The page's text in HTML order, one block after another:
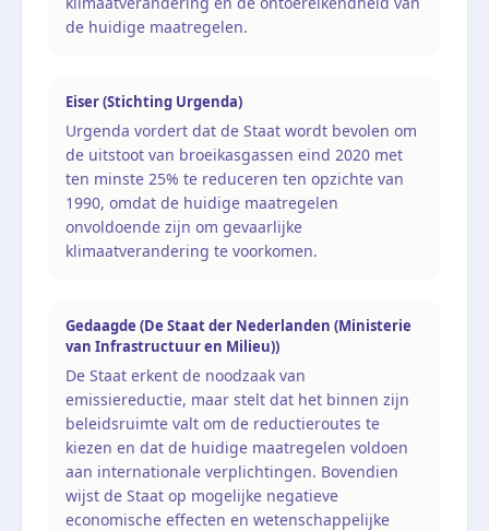
de huidige maatregelen.
Eiser (Stichting Urgenda)
Urgenda vordert dat de Staat wordt bevolen om
de uitstoot van broeikasgassen eind 2020 met
ten minste 25% te reduceren ten opzichte van
1990, omdat de huidige maatregelen
onvoldoende zijn om gevaarlijke
klimaatverandering te voorkomen.
Gedaagde (De Staat der Nederlanden (Ministerie
van Infrastructuur en Milieu))
De Staat erkent de noodzaak van
emissiereductie, maar stelt dat het binnen zijn
beleidsruimte valt om de reductieroutes te
kiezen en dat de huidige maatregelen voldoen
aan internationale verplichtingen. Bovendien
wijst de Staat op mogelijke negatieve
economische effecten en wetenschappelijke